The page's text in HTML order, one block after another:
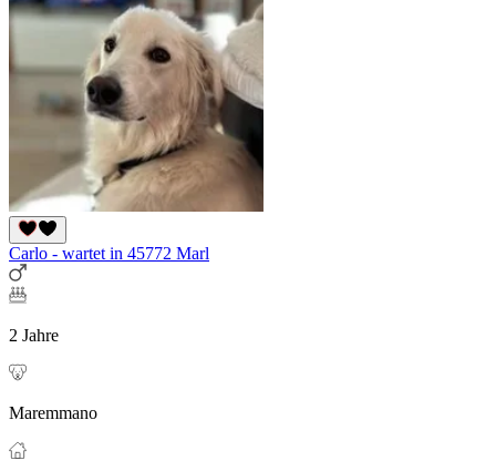
Carlo - wartet in 45772 Marl
2 Jahre
Maremmano